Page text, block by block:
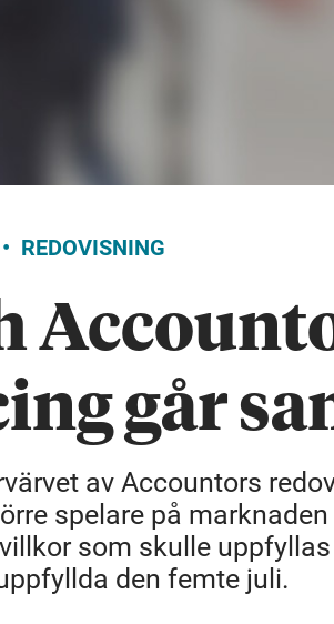
REDOVISNING
går
av Accountors
spelare på
som skulle
den femte juli.